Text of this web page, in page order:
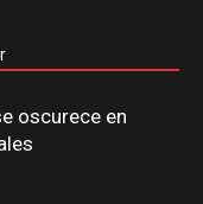
oscurece en